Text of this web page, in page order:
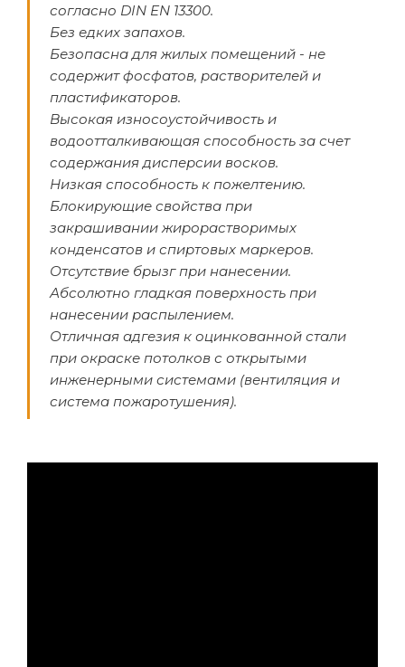
согласно DIN EN 13300.
Без едких запахов.
Безопасна для жилых помещений - не
содержит фосфатов, растворителей и
пластификаторов.
Высокая износоустойчивость и
водоотталкивающая способность за счет
содержания дисперсии восков.
Низкая способность к пожелтению.
Блокирующие свойства при
закрашивании жирорастворимых
конденсатов и спиртовых маркеров.
Отсутствие брызг при нанесении.
Абсолютно гладкая поверхность при
нанесении распылением.
Отличная адгезия к оцинкованной стали
при окраске потолков с открытыми
инженерными системами (вентиляция и
система пожаротушения).